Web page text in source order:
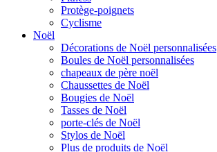
Protège-poignets
Cyclisme
Noël
Décorations de Noël personnalisées
Boules de Noël personnalisées
chapeaux de père noël
Chaussettes de Noël
Bougies de Noël
Tasses de Noël
porte-clés de Noël
Stylos de Noël
Plus de produits de Noël